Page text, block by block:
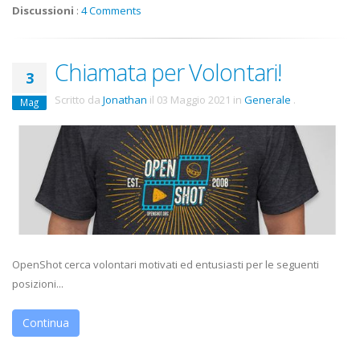
Discussioni : 4 Comments
3
Mag
Chiamata per Volontari!
Scritto da Jonathan il 03 Maggio 2021 in Generale .
OpenShot cerca volontari motivati ed entusiasti per le seguenti
posizioni...
Continua